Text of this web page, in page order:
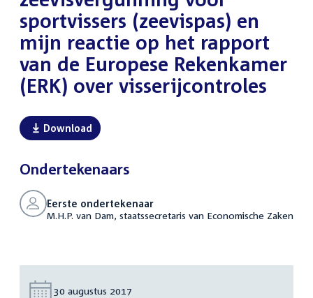
sportvissers (zeevispas) en
mijn reactie op het rapport
van de Europese Rekenkamer
(ERK) over visserijcontroles
Download
Ondertekenaars
Eerste ondertekenaar
M.H.P. van Dam, staatssecretaris van Economische Zaken
Datum:
30 augustus 2017